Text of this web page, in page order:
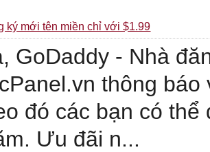
ký mới tên miền chỉ với $1.99
GoDaddy - Nhà
thông
đó các bạn có
Ưu đãi n...